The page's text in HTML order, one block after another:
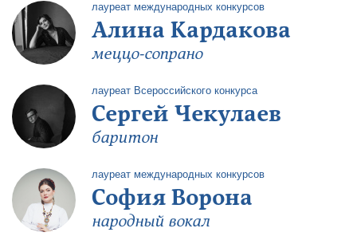
лауреат международных конкурсов
Алина Кардакова
меццо-сопрано
лауреат Всероссийского конкурса
Сергей Чекулаев
баритон
лауреат международных конкурсов
София Ворона
народный вокал